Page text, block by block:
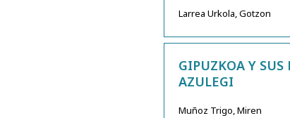
Larrea Urkola, Gotzon
GIPUZKOA Y
AZULEGI
Muñoz Trigo, Miren